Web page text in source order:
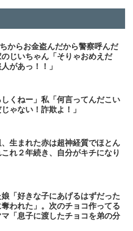
からお金盗んだから警察呼んだ
じいちゃん「そりゃおめえだ
があっ！！」
くねー」私「何言ってんだこい
ゃない！詐欺よ！」
生まれた赤は超神経質でほとん
れ２年続き、自分がキチになり
「好きな子にあげるはずだった
われた」。次のチョコ作ってる
「息子に渡したチョコを弟の分